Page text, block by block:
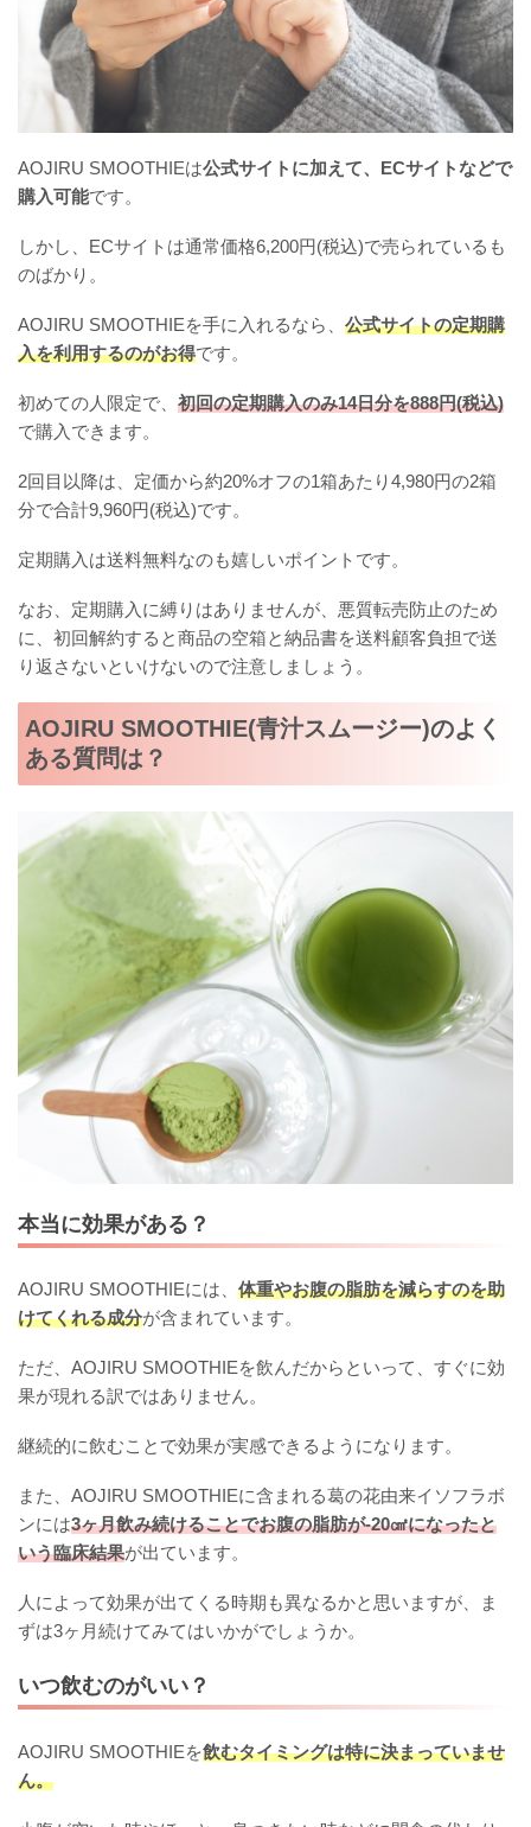
AOJIRU SMOOTHIEは公式サイトに加えて、ECサイトなどで
購入可能です。
しかし、ECサイトは通常価格6,200円(税込)で売られているも
のばかり。
AOJIRU SMOOTHIEを手に入れるなら、 公式サイトの定期購
入を利用するのがお得です。
初めての人限定で、 初回の定期購入のみ14日分を888円(税込)
で購入できます。
2回目以降は、定価から約20%オフの1箱あたり4,980円の2箱
分で合計9,960円(税込)です。
定期購入は送料無料なのも嬉しいポイントです。
なお、定期購入に縛りはありませんが、悪質転売防止のため
に、初回解約すると商品の空箱と納品書を送料顧客負担で送
り返さないといけないので注意しましょう。
AOJIRU SMOOTHIE(青汁スムージー)のよく
ある質問は？
本当に効果がある？
AOJIRU SMOOTHIEには、 体重やお腹の脂肪を減らすのを助
けてくれる成分が含まれています。
ただ、AOJIRU SMOOTHIEを飲んだからといって、すぐに効
果が現れる訳ではありません。
継続的に飲むことで効果が実感できるようになります。
また、AOJIRU SMOOTHIEに含まれる葛の花由来イソフラボ
ンには3ヶ月飲み続けることでお腹の脂肪が-20㎠になったと
いう臨床結果が出ています。
人によって効果が出てくる時期も異なるかと思いますが、ま
ずは3ヶ月続けてみてはいかがでしょうか。
いつ飲むのがいい？
AOJIRU SMOOTHIEを飲むタイミングは特に決まっていませ
ん。